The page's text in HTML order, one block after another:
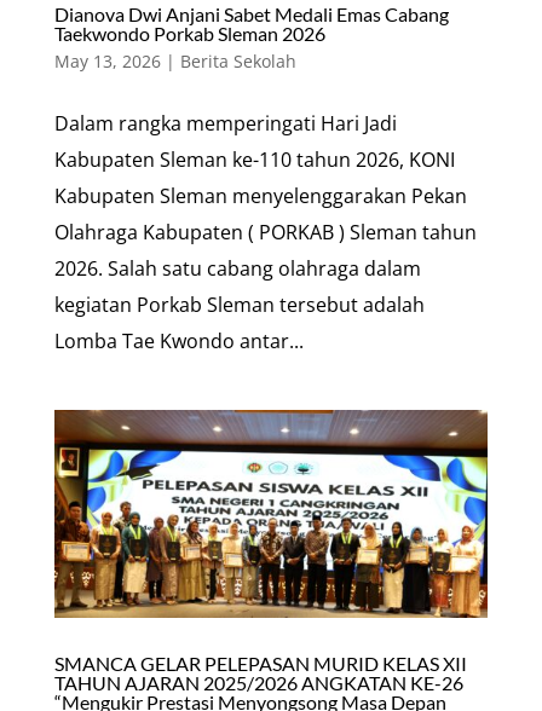
Dianova Dwi Anjani Sabet Medali Emas Cabang
Taekwondo Porkab Sleman 2026
May 13, 2026| Berita Sekolah
Dalam rangka memperingati Hari Jadi
Kabupaten Sleman ke-110 tahun 2026, KONI
Kabupaten Sleman menyelenggarakan Pekan
Olahraga Kabupaten ( PORKAB ) Sleman tahun
2026. Salah satu cabang olahraga dalam
kegiatan Porkab Sleman tersebut adalah
Lomba Tae Kwondo antar...
SMANCA GELAR PELEPASAN MURID KELAS XII
TAHUN AJARAN 2025/2026 ANGKATAN KE-26
“Mengukir Prestasi Menyongsong Masa Depan